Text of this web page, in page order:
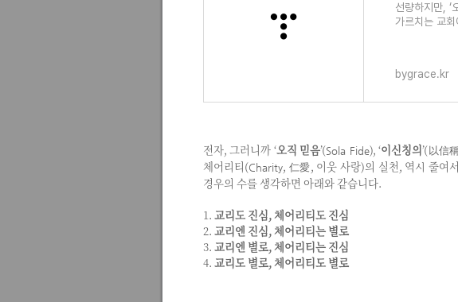
선량하지만,
가르치는 교
bygrace.kr
전자, 그러니까 ‘오직 믿음’(Sola Fide), ‘이신칭의’(以信
체어리티(Charity, 仁愛, 이웃 사랑)의 실천, 역시 줄여
경우의 수를 생각하면 아래와 같습니다.
1. 교리도 진심, 체어리티도 진심
2. 교리엔 진심, 체어리티는 별로
3. 교리엔 별로, 체어리티는 진심
4. 교리도 별로, 체어리티도 별로